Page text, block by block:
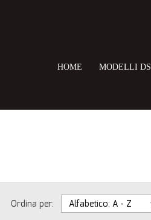
HOME MODELLI DS
Ordina per: